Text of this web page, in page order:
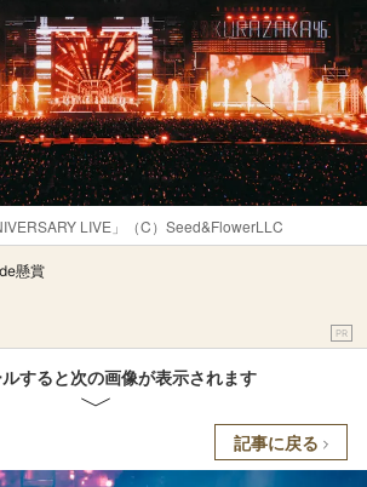
LIVE」（C）Seed&FlowerLLC
懸賞
PR
すると次の画像が表示されます
記事に戻る